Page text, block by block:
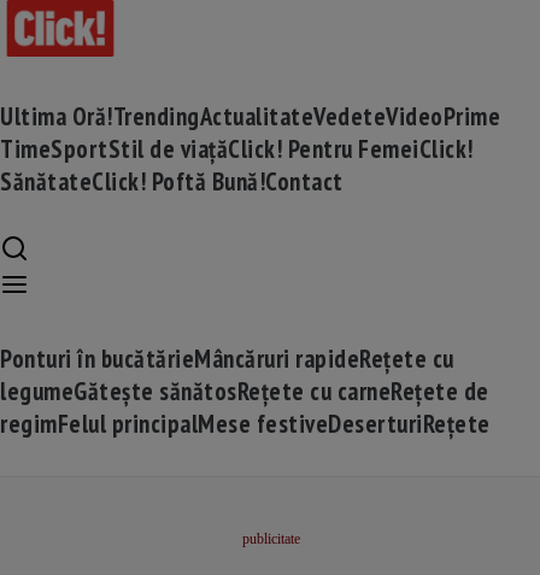
Ultima Oră!TrendingActualitateVedeteVideoPrime
TimeSportStil de viațăClick! Pentru FemeiClick!
SănătateClick! Poftă Bună!Contact
Ponturi în bucătărieMâncăruri rapideRețete cu
legumeGătește sănătosRețete cu carneRețete de
regimFelul principalMese festiveDeserturiRețete